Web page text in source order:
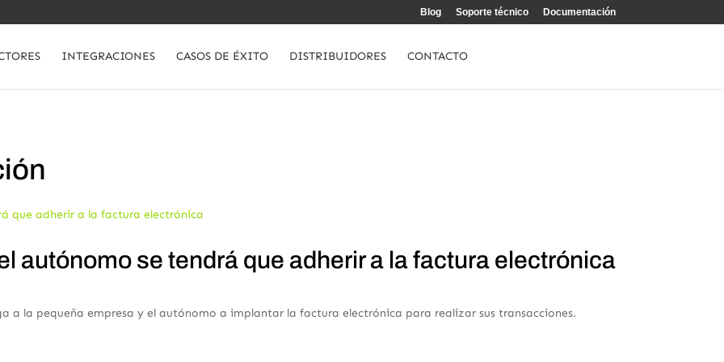
Blog Soporte técnico Documentación
INTEGRACIONES CASOS DE ÉXITO DISTRIBUIDORES CONTACTO
autónomo se tendrá que adherir a la factura electrónica
a la pequeña empresa y el autónomo a implantar la factura electrónica para realizar sus transacciones.